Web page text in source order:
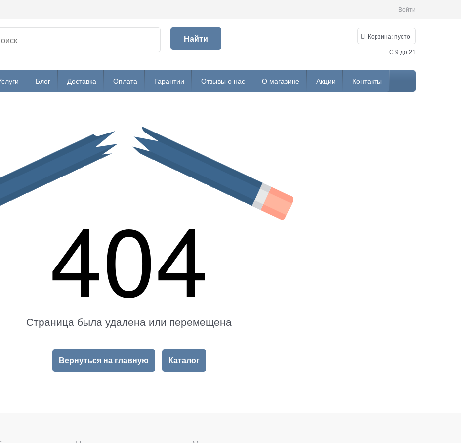
Войти
Найти Корзина:пусто
С 9 до 21
Блог Доставка Оплата Гарантии Отзывы о нас О магазине Акции Контакты
404
Страница была удалена или перемещена
Вернуться на главную Каталог